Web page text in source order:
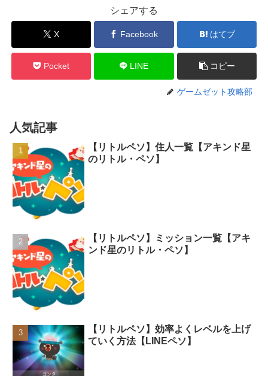
シェアする
X Facebook はてブ
Pocket LINE コピー
ゲームゼット攻略部
人気記事
【リトルペソ】住人一覧【アキンド星
のリトル・ペソ】
【リトルペソ】ミッション一覧【アキ
ンド星のリトル・ペソ】
【リトルペソ】効率よくレベルを上げ
ていく方法【LINEペソ】